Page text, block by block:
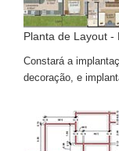
Planta de Layout -
Constará a
decoração, e